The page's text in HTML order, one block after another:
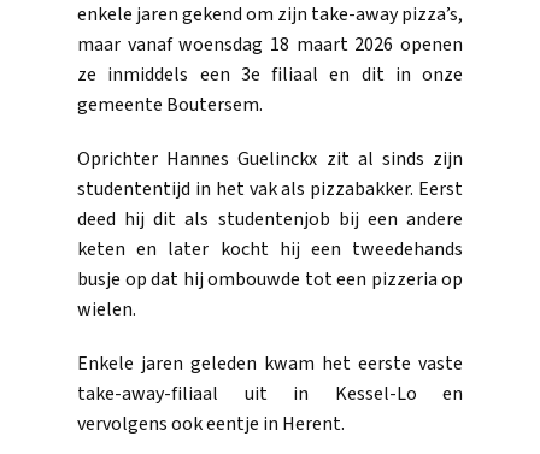
enkele jaren gekend om zijn take-away pizza’s,
maar vanaf woensdag 18 maart 2026 openen
ze inmiddels een 3e filiaal en dit in onze
gemeente Boutersem.
Oprichter Hannes Guelinckx zit al sinds zijn
studententijd in het vak als pizzabakker. Eerst
deed hij dit als studentenjob bij een andere
keten en later kocht hij een tweedehands
busje op dat hij ombouwde tot een pizzeria op
wielen.
Enkele jaren geleden kwam het eerste vaste
take-away-filiaal uit in Kessel-Lo en
vervolgens ook eentje in Herent.